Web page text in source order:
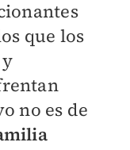
que los
no es de